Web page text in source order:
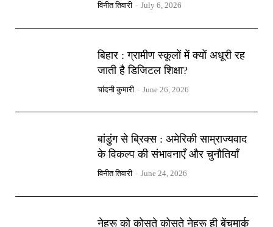
विनीत तिवारी - July 6, 2026
बिहार : ग्रामीण स्कूलों में क्यों अधूरी रह
जाती है डिजिटल शिक्षा?
चांदनी कुमारी - June 26, 2026
बांडुंग से ब्रिक्स : अमेरिकी साम्राज्यवाद
के विकल्प की संभावनाएँ और चुनौतियाँ
विनीत तिवारी - June 24, 2026
नेहरू को कोसते कोसते नेहरू ही बेंचमार्क